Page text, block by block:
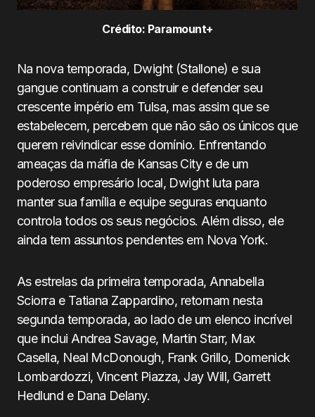
Crédito: Paramount+
Na nova temporada, Dwight (Stallone) e sua
gangue continuam a construir e defender seu
crescente império em Tulsa, mas assim que se
estabelecem, percebem que não são os únicos que
querem reivindicar esse domínio. Enfrentando
ameaças da máfia de Kansas City e de um
poderoso empresário local, Dwight luta para
manter sua família e equipe seguras enquanto
controla todos os seus negócios. Além disso, ele
ainda tem assuntos pendentes em Nova York.
As estrelas da primeira temporada, Annabella
Sciorra e Tatiana Zappardino, retornam nesta
segunda temporada, ao lado de um elenco incrível
que inclui Andrea Savage, Martin Starr, Max
Casella, Neal McDonough, Frank Grillo, Domenick
Lombardozzi, Vincent Piazza, Jay Will, Garrett
Hedlund e Dana Delany.